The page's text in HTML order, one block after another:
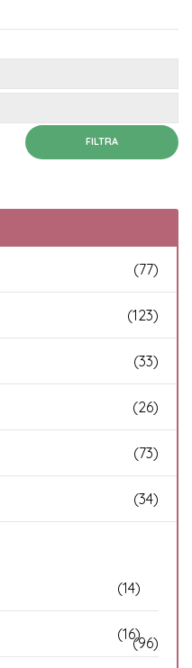
FILTRA
(77)
(123)
(33)
(26)
(73)
(34)
(96)
(14)
(16)